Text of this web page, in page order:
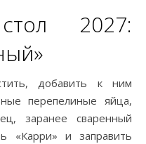
2027:
добавить к ним
перепелиные яйца,
заранее сваренный
«Карри» и заправить